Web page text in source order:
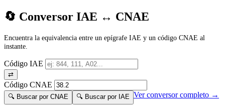
🔄 Conversor IAE ↔ CNAE
Encuentra la equivalencia entre un epígrafe IAE y un código CNAE al
instante.
Código IAE
⇄
Código CNAE
🔍 Buscar por CNAE 🔍 Buscar por IAE Ver conversor completo →